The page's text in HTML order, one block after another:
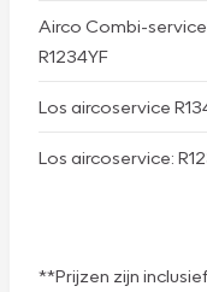
Airco Combi-
R1234YF
Los aircoservice
Los aircoservice:
**Prijzen zijn